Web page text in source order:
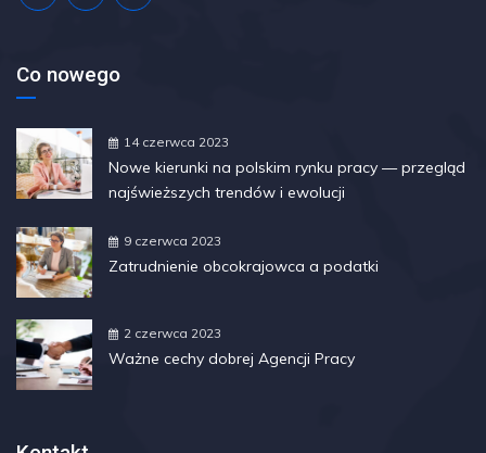
Co nowego
14 czerwca 2023
Nowe kierunki na polskim rynku pracy — przegląd
najświeższych trendów i ewolucji
9 czerwca 2023
Zatrudnienie obcokrajowca a podatki
2 czerwca 2023
Ważne cechy dobrej Agencji Pracy